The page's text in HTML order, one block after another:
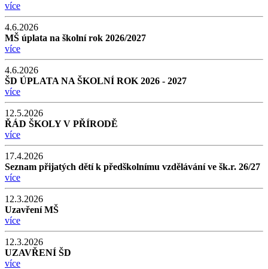
více
4.6.2026
MŠ úplata na školní rok 2026/2027
více
4.6.2026
ŠD ÚPLATA NA ŠKOLNÍ ROK 2026 - 2027
více
12.5.2026
ŘÁD ŠKOLY V PŘÍRODĚ
více
17.4.2026
Seznam přijatých dětí k předškolnímu vzdělávání ve šk.r. 26/27
více
12.3.2026
Uzavření MŠ
více
12.3.2026
UZAVŘENÍ ŠD
více